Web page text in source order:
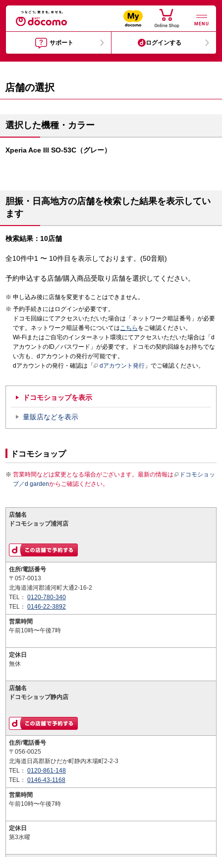
MENU
サポート ログインする
店舗の選択
選択した機種・カラー
Xperia Ace III SO-53C（グレー）
胆振・日高地方の店舗を検索した結果を表示してい
ます
検索結果：10店舗
全10件中1 〜 10件目を表示しております。(50音順)
予約申込する店舗/購入商品受取り店舗を選択してください。
申し込み後に店舗を変更することはできません。
予約手続きにはログインが必要です。
ドコモ回線にてアクセスいただいた場合は「ネットワーク暗証番号」が必要
です。ネットワーク暗証番号についてはこちら をご確認ください。
Wi-Fiまたはご自宅のインターネット環境にてアクセスいただいた場合は「d
アカウントのID／パスワード」が必要です。ドコモの契約回線をお持ちでな
い方も、dアカウントの発行が可能です。
dアカウントの発行・確認は「
dアカウント発行 」でご確認ください。
ドコモショップを表示
量販店などを表示
ドコモショップ
営業時間などは変更となる場合がございます。最新の情報は
ドコモショッ
プ／d gardenからご確認ください。
店舗名
ドコモショップ浦河店
住所/電話番号
〒057-0013
北海道浦河郡浦河町大通2-16-2
TEL： 0120-780-340
TEL： 0146-22-3892
営業時間
午前10時〜午後7時
定休日
無休
店舗名
ドコモショップ静内店
住所/電話番号
〒056-0025
北海道日高郡新ひだか町静内木場町2-2-3
TEL： 0120-861-148
TEL： 0146-43-1168
営業時間
午前10時〜午後7時
定休日
第3水曜